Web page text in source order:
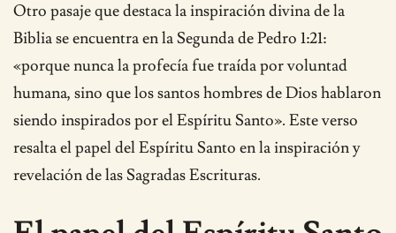
Otro pasaje que destaca la inspiración divina de la
Biblia se encuentra en la Segunda de Pedro 1:21:
«porque nunca la profecía fue traída por voluntad
humana, sino que los santos hombres de Dios hablaron
siendo inspirados por el Espíritu Santo». Este verso
resalta el papel del Espíritu Santo en la inspiración y
revelación de las Sagradas Escrituras.